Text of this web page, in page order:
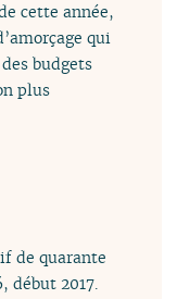
cette année,
qui
budgets
plus
de quarante
début 2017.